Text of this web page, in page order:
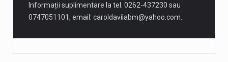
Informații suplimentare la tel. 0262-437230 sau
0747051101, email: caroldavilabm@yahoo.com